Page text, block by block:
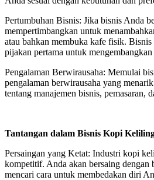
Pertumbuhan Bisnis: Jika bisnis Anda
mempertimbangkan untuk
atau bahkan membuka kafe fisik.
pijakan pertama untuk
Pengalaman Berwirausaha: Memulai
pengalaman berwirausaha yang
tentang manajemen bisnis, pemasaran,
Tantangan dalam Bisnis Kopi
Persaingan yang Ketat: Industri kopi
kompetitif. Anda akan bersaing dengan
mencari cara untuk membedakan diri